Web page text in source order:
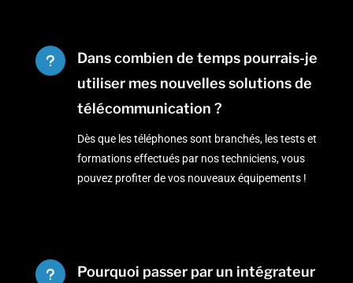
u
Dans combien de temps pourrais-je
utiliser mes nouvelles solutions de
télécommunication ?
Dès que les téléphones sont branchés, les tests et
formations effectués par nos techniciens, vous
pouvez profiter de vos nouveaux équipements !
u
Pourquoi passer par un intégrateur